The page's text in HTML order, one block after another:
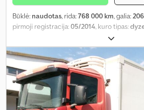
Būklė: naudotas, rida:768 000 km, galia:
pirmoji registracija:05/2014 , kuro tipas:
3 ašys
tipas:automatinis, emisijos klasė:Euro 6,
bendras plotis:2 600 mm, bendras aukštis:
erdvės tūris:50 m³, krovimo vietos ilgis: 9
skyriaus plotis:2 500 mm, krovos erdvės
Gamybos metai:
2014, Įranga: ABS, galinis